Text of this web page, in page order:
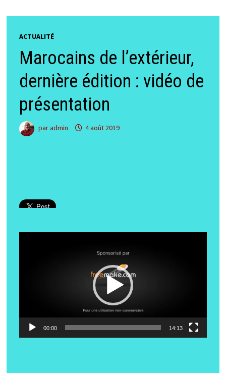
ACTUALITÉ
Marocains de l’extérieur,
dernière édition : vidéo de
présentation
paradmin 4 août 2019
00:00 14:13